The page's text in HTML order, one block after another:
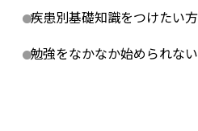
疾患別基礎知識をつけたい方
勉強をなかなか始められな